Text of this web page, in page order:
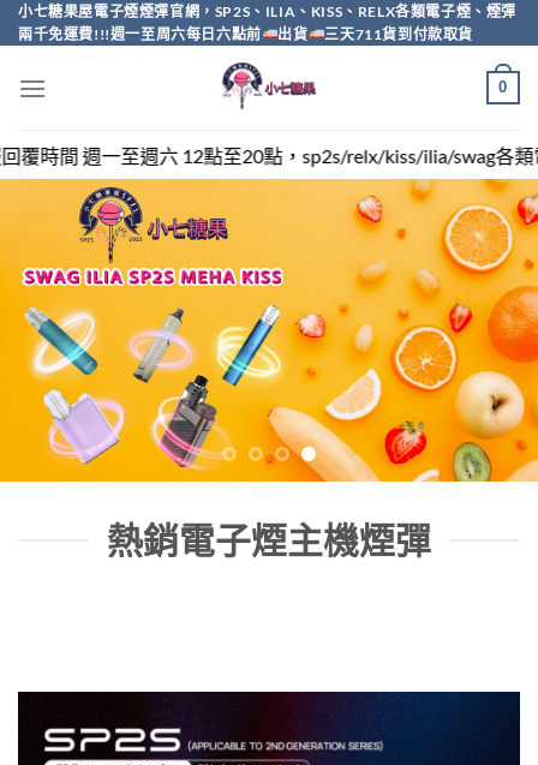
Skip
to
小七糖果屋電子煙煙彈官網，SP2S、ILIA、KISS、RELX各類電子煙、煙彈
兩千免運費!!!週一至周六每日六點前
出貨 三天711貨到付款取貨
0
20點，sp2s/relx/kiss/ilia/swag各類電子煙煙彈買越多越便宜
熱銷電子煙主機煙彈